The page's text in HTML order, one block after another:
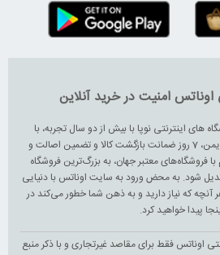
اوناتس امنیت در خرید آنلاین
های اینترنتی نوپا با بیش از دو سال تجربه، با
پایبندی به سه اصل، پرداخت ایمن، 7 روز ضمانت بازگشت کالا و تضمین اصالت و
فروشگاه‌های معتبر جهان، به بزرگ‌ترین فروشگاه
شود. به محض ورود به سایت اوناتس با دنیایی
که نیاز دارید و به ذهن شما خطور می‌کند در
پیدا خواهید کرد.
اوناتس فقط برای مقاصد غیرتجاری و با ذکر منبع